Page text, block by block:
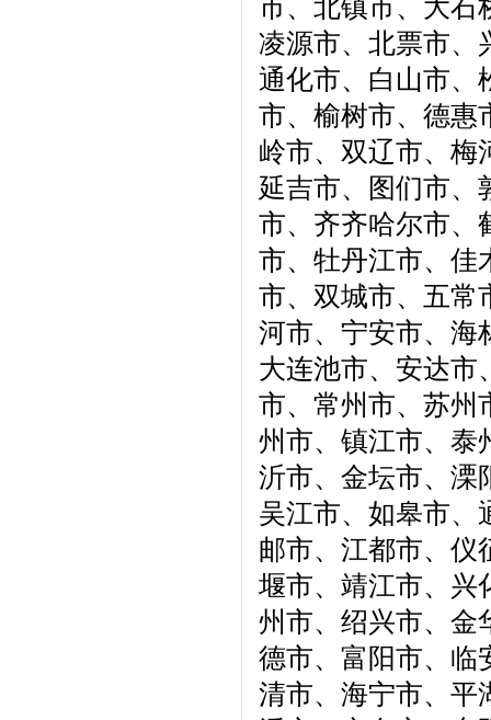
市、北镇市、大石
凌源市、北票市、
通化市、白山市、
市、榆树市、德惠
岭市、双辽市、梅
延吉市、图们市、
市、齐齐哈尔市、
市、牡丹江市、佳
市、双城市、五常
河市、宁安市、海
大连池市、安达市
市、常州市、苏州
州市、镇江市、泰
沂市、金坛市、溧
吴江市、如皋市、
邮市、江都市、仪
堰市、靖江市、兴
州市、绍兴市、金
德市、富阳市、临
清市、海宁市、平